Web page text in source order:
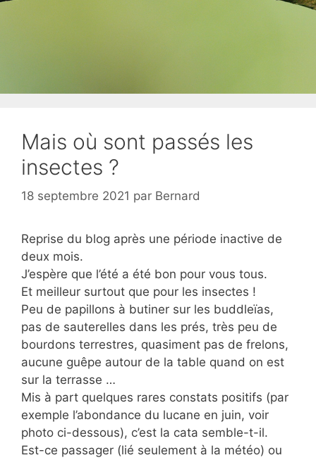
Mais où sont passés les
insectes ?
18 septembre 2021 par Bernard
Reprise du blog après une période inactive de
deux mois.
J’espère que l’été a été bon pour vous tous.
Et meilleur surtout que pour les insectes !
Peu de papillons à butiner sur les buddleïas,
pas de sauterelles dans les prés, très peu de
bourdons terrestres, quasiment pas de frelons,
aucune guêpe autour de la table quand on est
sur la terrasse …
Mis à part quelques rares constats positifs (par
exemple l’abondance du lucane en juin, voir
photo ci-dessous), c’est la cata semble-t-il.
Est-ce passager (lié seulement à la météo) ou